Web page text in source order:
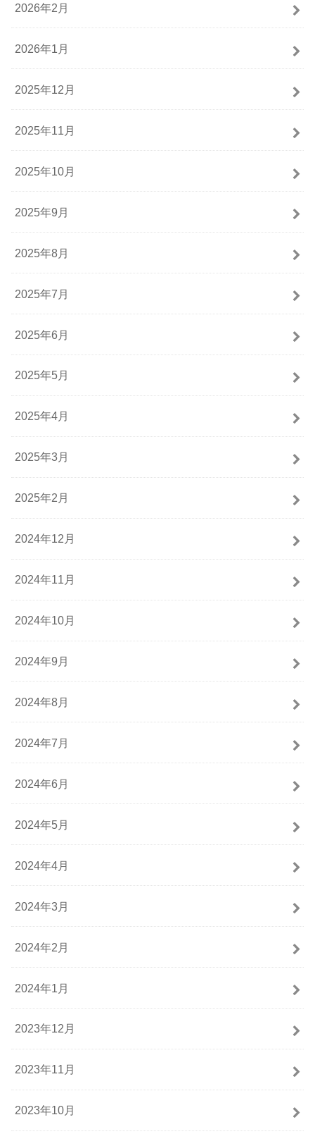
2026年2月
2026年1月
2025年12月
2025年11月
2025年10月
2025年9月
2025年8月
2025年7月
2025年6月
2025年5月
2025年4月
2025年3月
2025年2月
2024年12月
2024年11月
2024年10月
2024年9月
2024年8月
2024年7月
2024年6月
2024年5月
2024年4月
2024年3月
2024年2月
2024年1月
2023年12月
2023年11月
2023年10月